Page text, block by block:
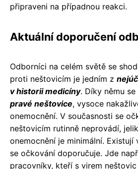
připraveni na případnou reakci.
Aktuální doporučení
Odborníci na celém světě se
proti neštovicím je jedním z
v historii medicíny. Díky němu
pravé neštovice, vysoce
onemocnění. V současnosti se
neštovicím rutinně neprovádí,
onemocnění je minimální. Existují
se očkování doporučuje. Jde
pracovníky, kteří s virem